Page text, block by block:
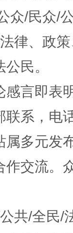
一
众/民众/
律、政
民。
感言即表
联系，电
属多元发
作交流。
共/全民/